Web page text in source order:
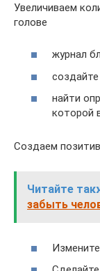
Увеличиваем
голове
журнал
найти
которой
Создаем
Читайте
забыть